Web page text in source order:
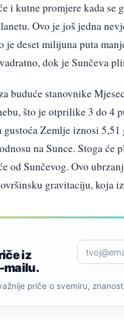
i kutne promjere kada
Ovo je još jedna
je deset milijuna puta
dok je Sunčeva
buduće stanovnike
što je otprilike 3 do 4
gustoća Zemlje iznosi
na Sunce. Stoga
od Sunčevog. Ovo
gravitaciju, koja
iz
mailu.
priče o svemiru,